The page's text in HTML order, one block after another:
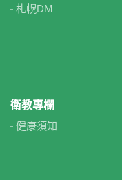
札幌DM
衛教專欄
健康須知